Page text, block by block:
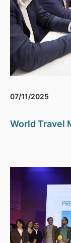
07/11/2025
World Travel